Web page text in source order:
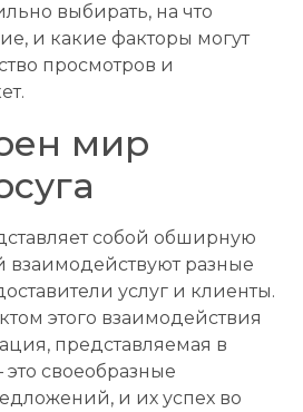
выбирать, на что
и какие факторы могут
просмотров и
мир
собой обширную
взаимодействуют разные
услуг и клиенты.
этого взаимодействия
представляемая в
своеобразные
и их успех во